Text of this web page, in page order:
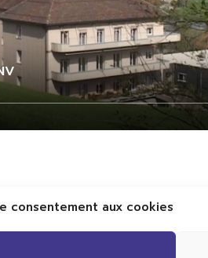
consentement aux cookies